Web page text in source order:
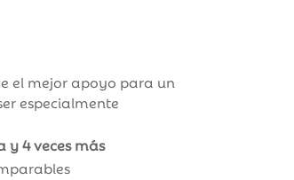
el mejor apoyo para un
especialmente
y 4 veces más